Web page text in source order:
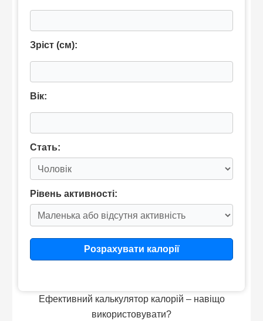
Зріст (см):
Вік:
Стать:
Рівень активності:
Розрахувати калорії
Ефективний калькулятор калорій – навіщо
використовувати?